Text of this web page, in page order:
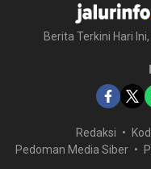
Berita Terkini Hari
Redaksi
Pedoman Media Siber